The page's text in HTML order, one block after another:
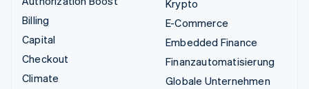
Billing
Capital
Checkout
Climate
Krypto
E-Commerce
Embedded Finance
Finanzautomatisierung
Globale Unternehmen